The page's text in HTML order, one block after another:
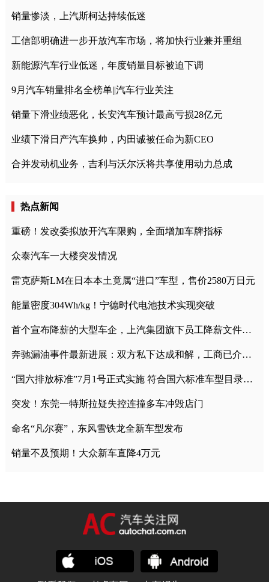
销量惨淡，上汽斯柯达持续低迷
工信部明确进一步开放汽车市场，将加快行业兼并重组
新能源汽车行业低迷，年度销量目标被迫下调
9月汽车销量排名全榜单||汽车行业关注
销量下滑业绩恶化，长安汽车预计最高亏损28亿元
业绩下滑日产汽车换帅，内田诚被任命为新CEO
合并发动机业务，吉利与沃尔沃将共享使用动力总成
热点新闻
重磅！发改委拟放开汽车限购，全面增加车牌指标
众泰汽车一大楼突发情况
雷克萨斯LM在日本本土竟属“进口”车型，售价2580万日元
能量密度304Wh/kg！宁德时代电池技术实现突破
首个宣布降薪的大型车企，上汽集团旗下员工降薪文件曝光
奔驰漏油事件最新进展：双方私下达成和解，工商已介入调查
“国六排放标准”7月1号正式实施 符合国六标准车型目录一览
突发！东莞一特斯拉疑失控连撞多车冲毁店门
命名“凡尔赛”，东风雪铁龙全新车型发布
销量不及预期！大众新车直降4万元